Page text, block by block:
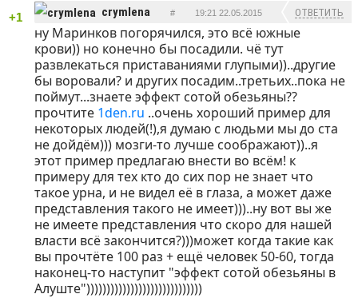
+1 crymlena # 19:21 22.05.2015 ОТВЕТИТЬ
ну Маринков погорячился, это всё южные
крови)) но конечно бы посадили. чё тут
развлекаться приставаниями глупыми))..другие
бы воровали? и других посадим..третьих..пока не
поймут...знаете эффект сотой обезьяны??
прочтите 1den.ru ..очень хороший пример для
некоторых людей(!),я думаю с людьми мы до ста
не дойдём))) мозги-то лучше соображают))..я
этот пример предлагаю внести во всём! к
примеру для тех кто до сих пор не знает что
такое урна, и не видел её в глаза, а может даже
представления такого не имеет)))..ну вот вы же
не имеете представления что скоро для нашей
власти всё закончится?)))может когда такие как
вы прочтёте 100 раз + ещё человек 50-60, тогда
наконец-то наступит "эффект сотой обезьяны в
Алуште")))))))))))))))))))))))))))))